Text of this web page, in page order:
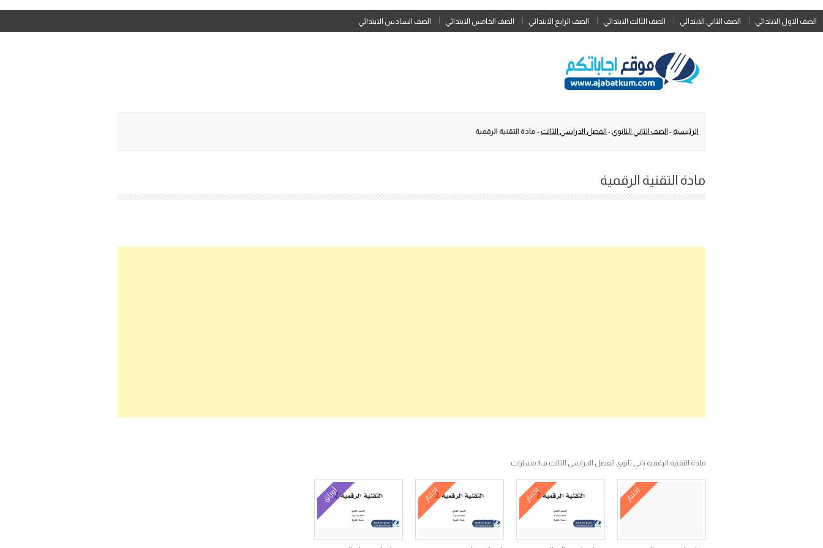
Skip
to
الصف الاول الابتدائي الصف الثاني الابتدائي الصف الثالث الابتدائي الصف الرابع الابتدائي الصف الخامس الابتدائي الصف السادس الابتدائي
الرئيسية - الصف الثاني الثانوي - الفصل الدراسي الثالث- مادة التقنية الرقمية
مادة التقنية الرقمية
مادة التقنية الرقمية ثاني ثانوي الفصل الدراسي الثالث ف3 مسارات
اختبار اختبار اختبار أوراق